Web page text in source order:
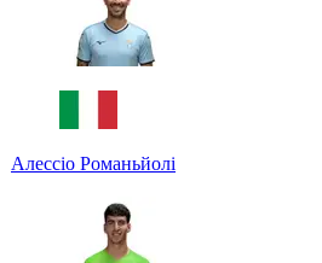
Алессіо Романьйолі